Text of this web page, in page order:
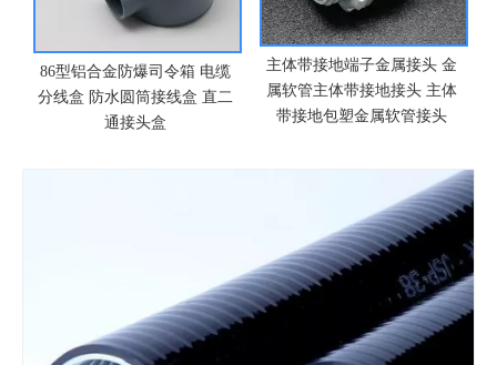
86型铝合金防爆司令箱 电缆
分线盒 防水圆筒接线盒 直二
通接头盒
主体带接地端子金属接头 金
属软管主体带接地接头 主体
带接地包塑金属软管接头